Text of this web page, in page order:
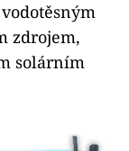
zdrojem,
solárním